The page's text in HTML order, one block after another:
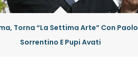
Torna “La Settima Arte” Con Paolo
Sorrentino E Pupi Avati